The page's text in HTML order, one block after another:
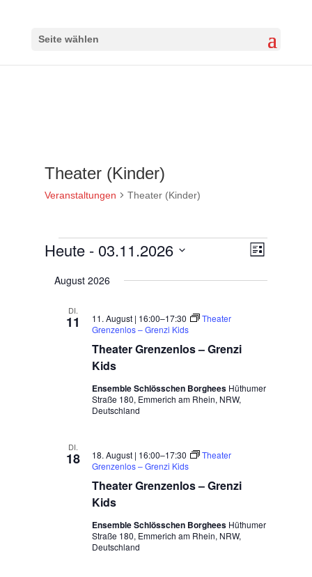
Seite wählen
Theater (Kinder)
Veranstaltungen Theater (Kinder)
Veranstaltungen
Ansichten-
Navigation
Ansichten-
Liste
Heute - 03.11.2026
wählen.
August 2026
DI.
11
Theater Grenzenlos – Grenzi
Kids
11. August | 16:00–17:30
Theater
Grenzenlos – Grenzi Kids
Ensemble Schlösschen Borghees Hüthumer
Straße 180, Emmerich am Rhein, NRW,
Deutschland
DI.
18
Theater Grenzenlos – Grenzi
Kids
18. August | 16:00–17:30
Theater
Grenzenlos – Grenzi Kids
Ensemble Schlösschen Borghees Hüthumer
Straße 180, Emmerich am Rhein, NRW,
Deutschland